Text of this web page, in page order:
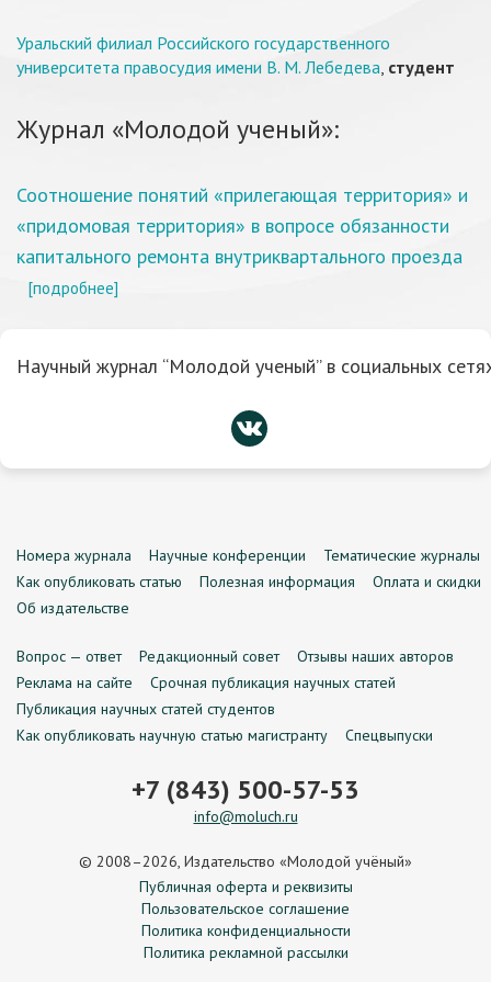
Уральский филиал Российского государственного
университета правосудия имени В. М. Лебедева, студент
Журнал «Молодой ученый»:
Соотношение понятий «прилегающая территория» и
«придомовая территория» в вопросе обязанности
капитального ремонта внутриквартального проезда
[подробнее]
Научный журнал “Молодой ученый” в социальных
Номера журнала Научные конференции
Тематические журналы
Как опубликовать статью
Полезная информация
Оплата и скидки
Об издательстве
Вопрос — ответ Редакционный совет
Отзывы наших авторов
Реклама на сайте
Срочная публикация научных статей
Публикация научных статей студентов
Как опубликовать научную статью магистранту
Спецвыпуски
+7 (843) 500-57-53
info@moluch.ru
© 2008–2026, Издательство «Молодой учёный»
Публичная оферта и реквизиты
Пользовательское соглашение
Политика конфиденциальности
Политика рекламной рассылки